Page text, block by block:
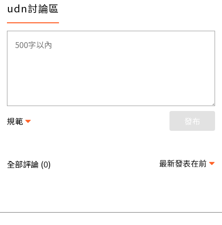
udn討論區
規範 發布
全部評論 (0) 最新發表在前